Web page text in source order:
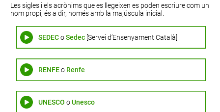
Les sigles i els acrònims que es llegeixen es poden escriure com un
nom propi, és a dir, només amb la majúscula inicial.
SEDECoSedec[Servei d’Ensenyament Català]
RENFEo Renfe
UNESCO oUnesco